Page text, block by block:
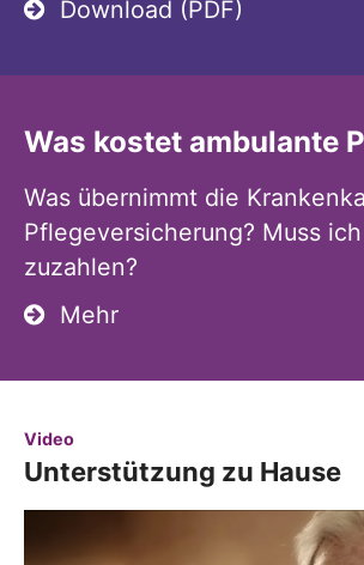
Download (PDF)
Was kostet ambulante
Was übernimmt die
Pflegeversicherung? Muss
zuzahlen?
Mehr
Video:
Unterstützung zu Hause